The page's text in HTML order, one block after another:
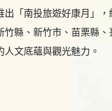
出「南投旅遊好康月」
縣、新竹市、苗栗縣
文底蘊與觀光魅力。